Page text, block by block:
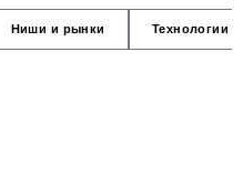
Ниши и рынки Технологии